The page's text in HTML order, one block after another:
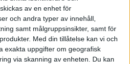
av en enhet för
och andra typer av innehåll,
samt målgruppsinsikter, samt för
Med din tillåtelse kan vi och
exakta uppgifter om geografisk
via skanning av enheten. Du kan
på ditt budskap istället.